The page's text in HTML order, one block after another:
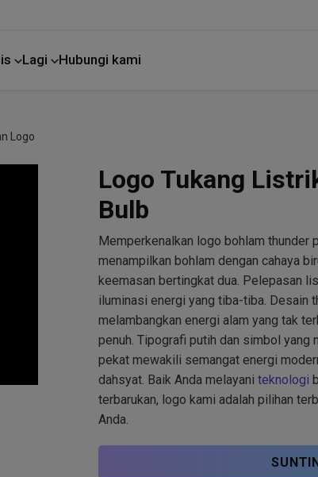
Lagi Hubungi kami
Logo
Logo Tukang
Bulb
Memperkenalkan logo bohlam thunder
menampilkan bohlam dengan cahaya
keemasan bertingkat dua. Pelepasan
iluminasi energi yang tiba-tiba. Desain
melambangkan energi alam yang tak
penuh. Tipografi putih dan simbol yang
pekat mewakili semangat energi
dahsyat. Baik Anda melayani teknologi
terbarukan, logo kami adalah pilihan
Anda.